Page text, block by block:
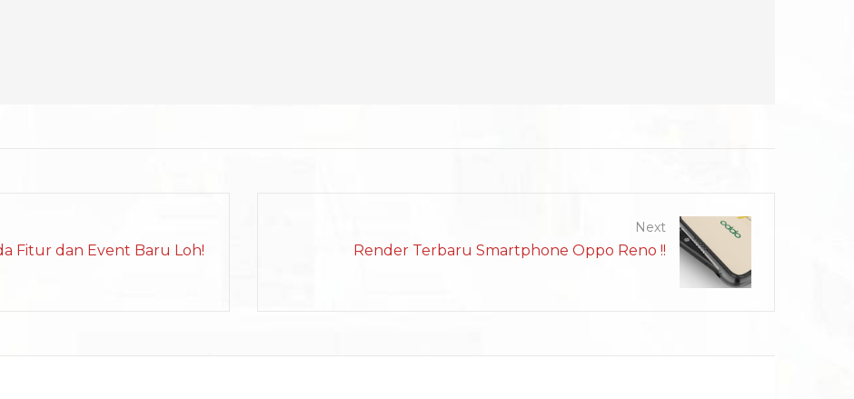
Fitur dan Event Baru Loh!
Next
Render Terbaru Smartphone Oppo Reno !!